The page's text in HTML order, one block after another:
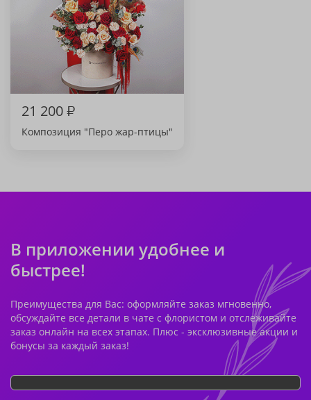
21 200₽
Композиция "Перо жар-птицы"
В приложении удобнее и
быстрее!
Преимущества для Вас: оформляйте заказ мгновенно,
обсуждайте все детали в чате с флористом и отслеживайте
заказ онлайн на всех этапах. Плюс - эксклюзивные акции и
бонусы за каждый заказ!